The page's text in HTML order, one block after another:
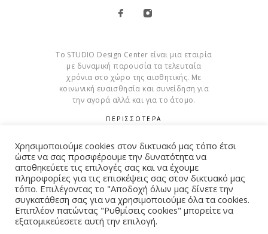
Το STUDIO Design Center είναι μια εταιρία
με δυναμική παρουσία τα τελευταία
χρόνια στο χώρο της αισθητικής. Με
κοινωνική ευαισθησία και συνείδηση για
την αγορά αλλά και για το άτομο.
ΠΕΡΙΣΣΟΤΕΡΑ
Cookies
© Copyright 2015 – 2026 . All Rights Reserved. Developed By
iWorx
Χρησιμοποιούμε cookies στον δικτυακό μας τόπο έτσι
ώστε να σας προσφέρουμε την δυνατότητα να
αποθηκεύετε τις επιλογές σας και να έχουμε
πληροφορίες για τις επισκέψεις σας στον δικτυακό μας
τόπο. Επιλέγοντας το "Αποδοχή όλων μας δίνετε την
συγκατάθεση σας για να χρησιμοποιούμε όλα τα cookies.
Επιπλέον πατώντας "Ρυθμίσεις cookies" μπορείτε να
εξατομικεύεσετε αυτή την επιλογή.